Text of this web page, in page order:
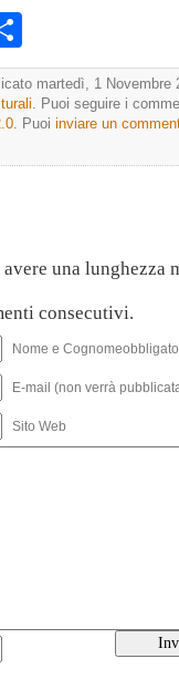
martedì, 1 Novembre
. Puoi seguire i
. Puoi inviare un
una lunghezza
consecutivi.
Nome e
E-mail (non verrà
Sito Web